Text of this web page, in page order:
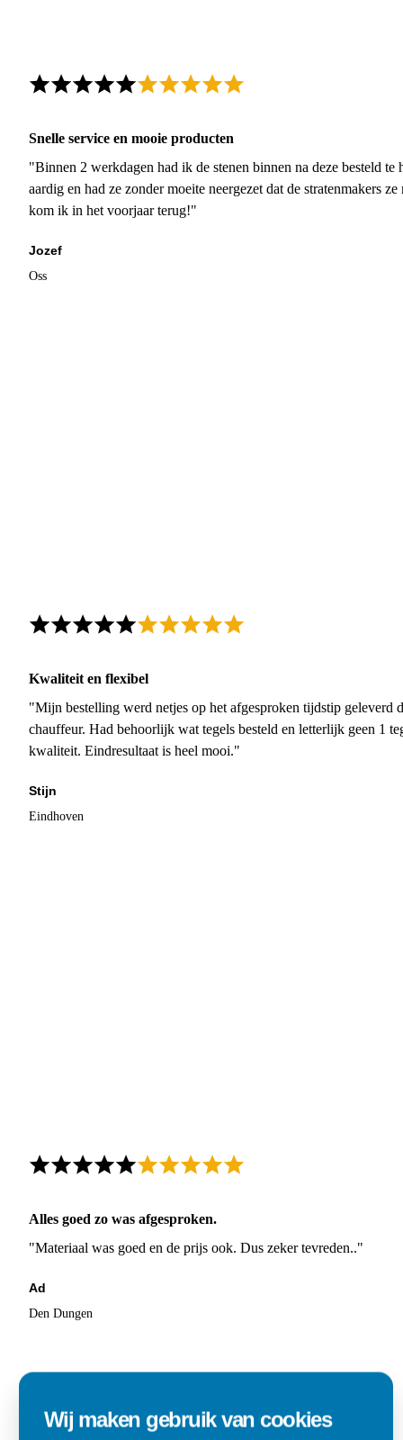
Snelle service en mooie producten
"Binnen 2 werkdagen had ik de stenen binnen na deze besteld
aardig en had ze zonder moeite neergezet dat de stratenmakers
kom ik in het voorjaar terug!"
Jozef
Oss
Kwaliteit en flexibel
"Mijn bestelling werd netjes op het afgesproken tijdstip geleverd
chauffeur. Had behoorlijk wat tegels besteld en letterlijk geen 1
kwaliteit. Eindresultaat is heel mooi."
Stijn
Eindhoven
Alles goed zo was afgesproken.
"Materiaal was goed en de prijs ook. Dus zeker tevreden.."
Ad
Den Dungen
Wij maken gebruik van cookies